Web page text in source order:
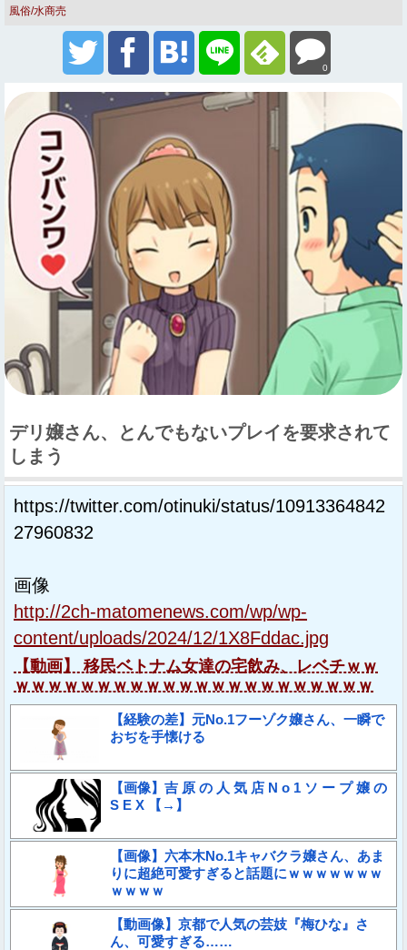
風俗/水商売
0
デリ嬢さん、とんでもないプレイを要求されて
しまう
https://twitter.com/otinuki/status/10913364842
27960832
画像
http://2ch-matomenews.com/wp/wp-
content/uploads/2024/12/1X8Fddac.jpg
【動画】 移民ベトナム女達の宅飲み、レベチｗｗ
ｗｗｗｗｗｗｗｗｗｗｗｗｗｗｗｗｗｗｗｗｗｗ
【経験の差】元No.1フーゾク嬢さん、一瞬で
おぢを手懐ける
【画像】吉 原 の 人 気 店 N o 1 ソ ー プ 嬢 の
S E X 【→】
【画像】六本木No.1キャバクラ嬢さん、あま
りに超絶可愛すぎると話題にｗｗｗｗｗｗｗ
ｗｗｗｗ
【動画像】京都で人気の芸妓『梅ひな』さ
ん、可愛すぎる……